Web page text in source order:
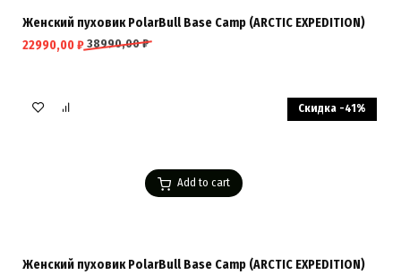
Женский пуховик PolarBull Base Camp (ARCTIC EXPEDITION)
38990,00₽
22990,00₽
Add to cart
Скидка -41%
Женский пуховик PolarBull Base Camp (ARCTIC EXPEDITION)